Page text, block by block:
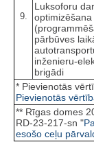
9.
Luksoforu
optimizēšana
pārbūves
inženieru-
brigādi
* Pievienotās
Pievienotās
** Rīgas domes
RD-23-217-sn "
esošo ceļu